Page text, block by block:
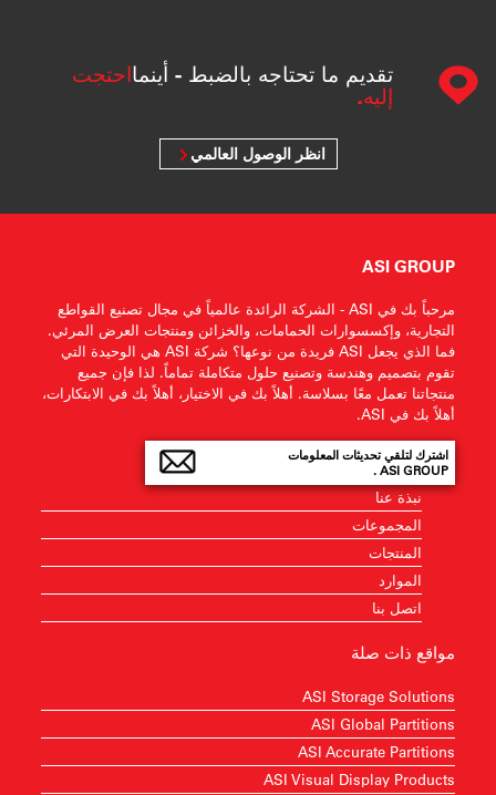
تقديم ما تحتاجه بالضبط - أينمااحتجت
إليه.
انظر الوصول العالمي
ASI GROUP
مرحباً بك في ASI - الشركة الرائدة عالمياً في مجال تصنيع القواطع
التجارية، وإكسسوارات الحمامات، والخزائن ومنتجات العرض المرئي.
فما الذي يجعل ASI فريدة من نوعها؟ شركة ASI هي الوحيدة التي
تقوم بتصميم وهندسة وتصنيع حلول متكاملة تماماً. لذا فإن جميع
منتجاتنا تعمل معًا بسلاسة. أهلاً بك في الاختيار، أهلاً بك في الابتكارات،
أهلاً بك في ASI.
اشترك لتلقي تحديثات المعلومات
ASI GROUP .
نبذة عنا
المجموعات
المنتجات
الموارد
اتصل بنا
مواقع ذات صلة
ASI Storage Solutions
ASI Global Partitions
ASI Accurate Partitions
ASI Visual Display Products